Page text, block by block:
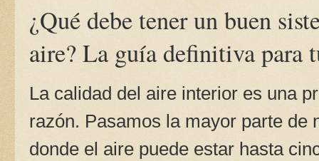
¿Qué debe tener un buen
aire? La guía definitiva para
La calidad del aire interior es una
razón. Pasamos la mayor parte de
donde el aire puede estar hasta